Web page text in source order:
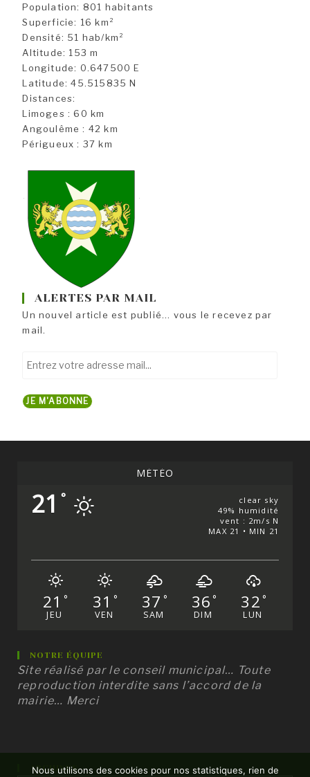
Population: 801 habitants
Superficie: 16 km²
Densité: 51 hab/km²
Altitude: 153 m
Longitude: 0.647500 E
Latitude: 45.515835 N
Distances:
Limoges : 60 km
Angoulême : 42 km
Périgueux : 37 km
ALERTES PAR MAIL
Un nouvel article est publié... vous le recevez par
mail.
mail...
JE M'ABONNE
MÉTÉO
21 °
clear sky
49% humidité
vent : 2m/s N
MAX 21 • MIN 21
21 °
JEU
31 °
VEN
37 °
SAM
36 °
DIM
32 °
LUN
NOTRE ÉQUIPE
Site réalisé par le conseil municipal… Toute
reproduction interdite sans l’accord de la
mairie… Merci
ARCHIVES
Nous utilisons des cookies pour nos statistiques, rien de